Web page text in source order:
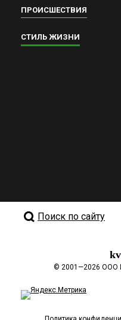
ПРОИСШЕСТВИЯ
СТИЛЬ ЖИЗНИ
Поиск по сайту
kv
© 2001—2026 ООО